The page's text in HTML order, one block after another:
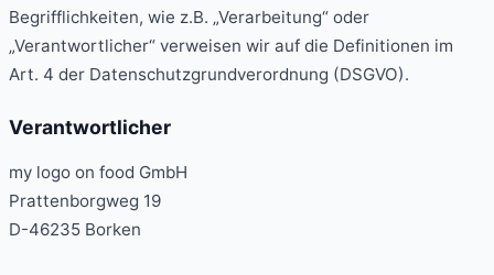
Begrifflichkeiten, wie z.B. „Verarbeitung“ oder
„Verantwortlicher“ verweisen wir auf die Definitionen im
Art. 4 der Datenschutzgrundverordnung (DSGVO).
Verantwortlicher
my logo on food GmbH
Prattenborgweg 19
D-46235 Borken